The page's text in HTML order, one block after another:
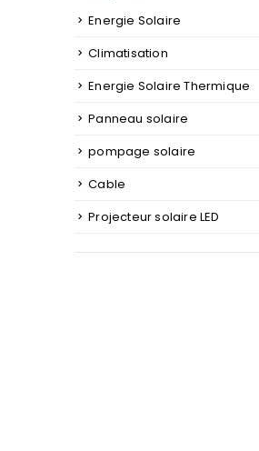
Energie Solaire
Climatisation
Energie Solaire Thermique
Panneau solaire
pompage solaire
Cable
Projecteur solaire LED